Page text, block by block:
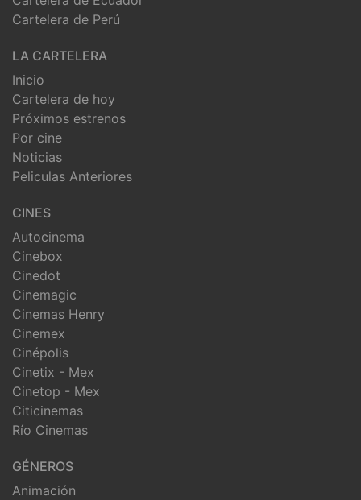
Cartelera de Perú
LA CARTELERA
Inicio
Cartelera de hoy
Próximos estrenos
Por cine
Noticias
Peliculas Anteriores
CINES
Autocinema
Cinebox
Cinedot
Cinemagic
Cinemas Henry
Cinemex
Cinépolis
Cinetix - Mex
Cinetop - Mex
Citicinemas
Río Cinemas
GÉNEROS
Animación